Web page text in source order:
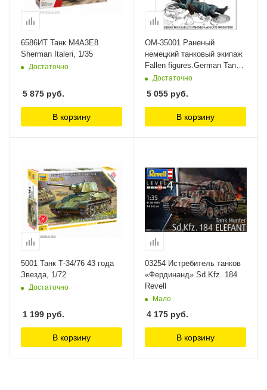
6586ИТ Танк M4A3E8
Sherman Italeri, 1/35
Достаточно
5 875 руб.
В корзину
OM-35001 Раненый
немецкий танковый экипаж
Fallen figures.German Tank
Sd.Kfz.171 Panther Rye
Достаточно
5 055 руб.
В корзину
5001 Танк Т-34/76 43 года
Звезда, 1/72
Достаточно
1 199 руб.
В корзину
03254 Истребитель танков
«Фердинанд» Sd.Kfz. 184
Revell
Мало
4 175 руб.
В корзину